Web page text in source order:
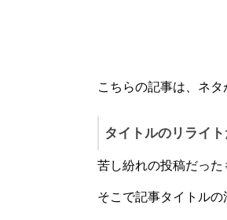
こちらの記事は、ネ
タイトルのリライ
苦し紛れの投稿だった
そこで記事タイトルの